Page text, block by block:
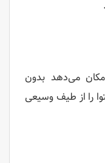
به شما امکان می‌دهد بدون
را از طیف وسیعی